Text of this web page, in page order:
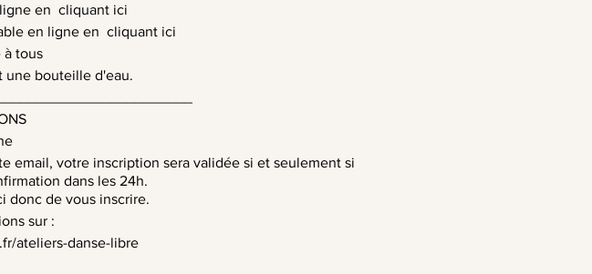
en cliquant ici
en ligne en cliquant ici
tous
une bouteille d'eau.
email, votre inscription sera validée si et seulement si
dans les 24h.
donc de vous inscrire.
sur :
ateliers-danse-libre